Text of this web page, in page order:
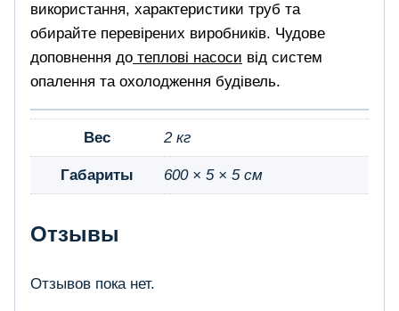
використання, характеристики труб та
обирайте перевірених виробників. Чудове
доповнення до теплові насоси від систем
опалення та охолодження будівель.
Вес 2 кг
Габариты 600 × 5 × 5 см
Отзывы
Отзывов пока нет.